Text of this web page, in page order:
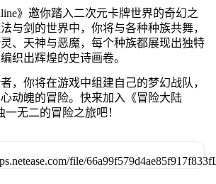
》邀你踏入二次元卡牌世界的奇幻之
与剑的世界中，你将与各种种族共舞，
、天神与恶魔，每个种族都展现出独特
织出辉煌的史诗画卷。
，你将在游戏中组建自己的梦幻战队，
动魄的冒险。快来加入《冒险大陆
一无二的冒险之旅吧！